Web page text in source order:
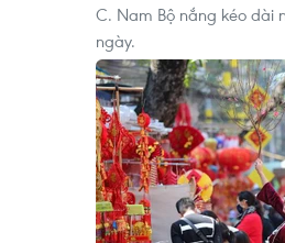
C. Nam Bộ nắng kéo dài
ngày.